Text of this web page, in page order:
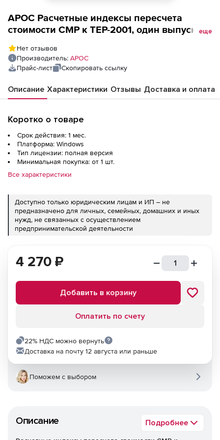
АРОС Расчетные индексы пересчета
стоимости СМР к ТЕР-2001, один выпуск
Ростовская область за 1 месяц 2-е и
последующие рабочие места
еще
Нет отзывов
Производитель: АРОС
Прайс-лист
Скопировать ссылку
Описание Характеристики Отзывы Доставка и оплата
Коротко о товаре
Срок действия: 1 мес.
Платформа: Windows
Тип лицензии: полная версия
Минимальная покупка: от 1 шт.
Все характеристики
Доступно только юридическим лицам и ИП – не
предназначено для личных, семейных, домашних и иных
нужд, не связанных с осуществлением
предпринимательской деятельности
Описание Подробнее
4 270 ₽
Добавить в корзину
Оплатить по счету
22% НДС можно вернуть
Доставка на почту 12 августа или раньше
Поможем с выбором